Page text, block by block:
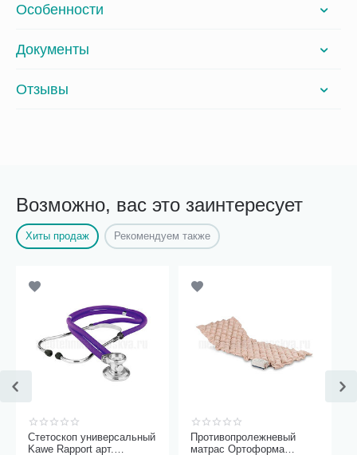
Особенности
Документы
Отзывы
Возможно, вас это заинтересует
Хиты продаж Рекомендуем также
Стетоскоп универсальный
Kawe Rapport арт.
Противопролежневый
матрас Ортоформа